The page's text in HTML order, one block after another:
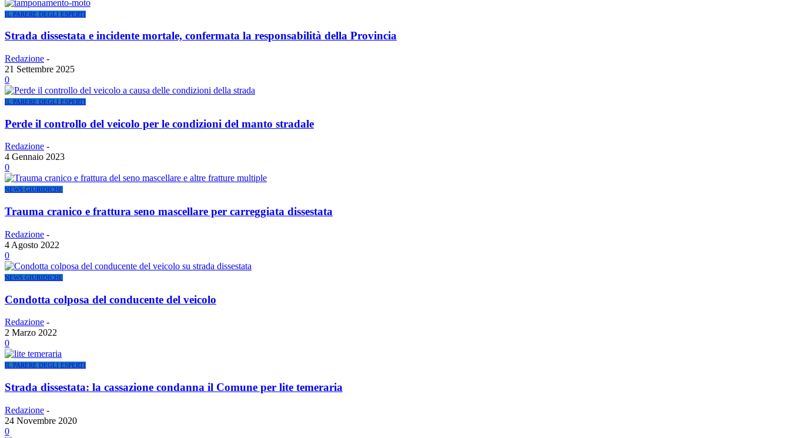
IL PARERE DEGLI ESPERTI
Strada dissestata e incidente mortale, confermata la responsabilità della Provincia
Redazione -
21 Settembre 2025
0
IL PARERE DEGLI ESPERTI
Perde il controllo del veicolo per le condizioni del manto stradale
Redazione -
4 Gennaio 2023
0
NEWS GIURIDICHE
Trauma cranico e frattura seno mascellare per carreggiata dissestata
Redazione -
4 Agosto 2022
0
NEWS GIURIDICHE
Condotta colposa del conducente del veicolo
Redazione -
2 Marzo 2022
0
IL PARERE DEGLI ESPERTI
Strada dissestata: la cassazione condanna il Comune per lite temeraria
Redazione -
24 Novembre 2020
0